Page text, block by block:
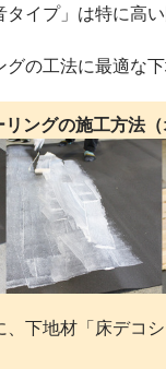
タイプ」は特に高
の工法に最適な下
ングの施工方法（
、下地材「床デコ